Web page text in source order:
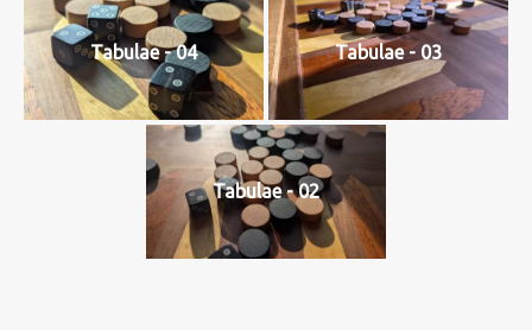
Tabulae - 04 Tabulae - 03
Tabulae - 02